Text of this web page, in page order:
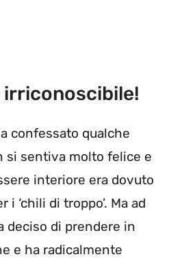
confessato qualche
si sentiva molto felice e
interiore era dovuto
i ‘chili di troppo’. Ma ad
deciso di prendere in
e ha radicalmente